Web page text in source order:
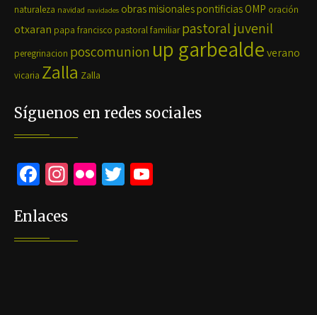
naturaleza navidad navidades obras misionales pontificias OMP oración
otxaran papa francisco pastoral familiar pastoral juvenil
peregrinacion poscomunion up garbealdeverano
vicaria Zalla Zalla
Síguenos en redes sociales
Fa
b
o
In
ra
Fli T
Enlaces